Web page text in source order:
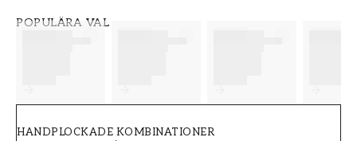
POPULÄRA VAL
HANDPLOCKADE KOMBINATIONER